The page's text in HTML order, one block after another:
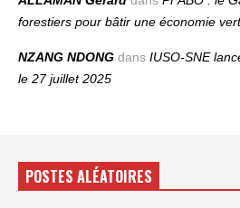
forestiers pour bâtir une économie
NZANG NDONG dans IUSO‑SNE
le 27 juillet 2025
POSTES ALÉATOIRES